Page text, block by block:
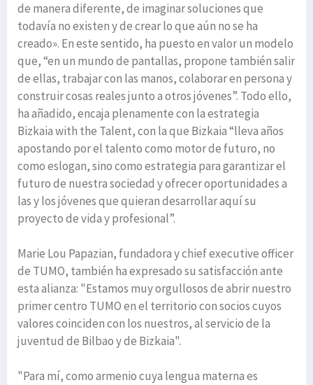
de manera diferente, de imaginar soluciones que
todavía no existen y de crear lo que aún no se ha
creado». En este sentido, ha puesto en valor un modelo
que, “en un mundo de pantallas, propone también salir
de ellas, trabajar con las manos, colaborar en persona y
construir cosas reales junto a otros jóvenes”. Todo ello,
ha añadido, encaja plenamente con la estrategia
Bizkaia with the Talent, con la que Bizkaia “lleva años
apostando por el talento como motor de futuro, no
como eslogan, sino como estrategia para garantizar el
futuro de nuestra sociedad y ofrecer oportunidades a
las y los jóvenes que quieran desarrollar aquí su
proyecto de vida y profesional”.
Marie Lou Papazian, fundadora y chief executive officer
de TUMO, también ha expresado su satisfacción ante
esta alianza: "Estamos muy orgullosos de abrir nuestro
primer centro TUMO en el territorio con socios cuyos
valores coinciden con los nuestros, al servicio de la
juventud de Bilbao y de Bizkaia".
"Para mí, como armenio cuya lengua materna es